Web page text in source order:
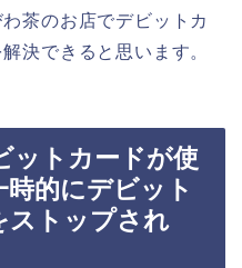
茶のお店でデビットカ
決できると思います。
ットカードが使
時的にデビット
ストップされ